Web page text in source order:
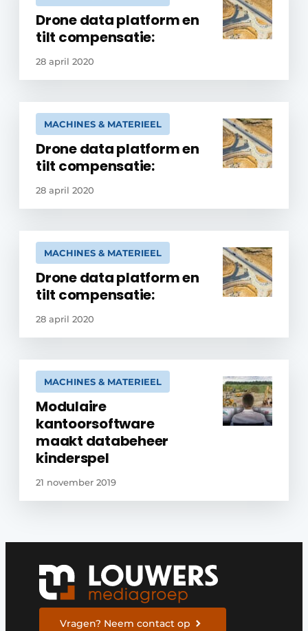
Drone data platform en
tilt compensatie:
28 april 2020
MACHINES & MATERIEEL
Drone data platform en
tilt compensatie:
28 april 2020
MACHINES & MATERIEEL
Drone data platform en
tilt compensatie:
28 april 2020
MACHINES & MATERIEEL
Modulaire
kantoorsoftware
maakt databeheer
kinderspel
21 november 2019
Vragen? Neem contact op